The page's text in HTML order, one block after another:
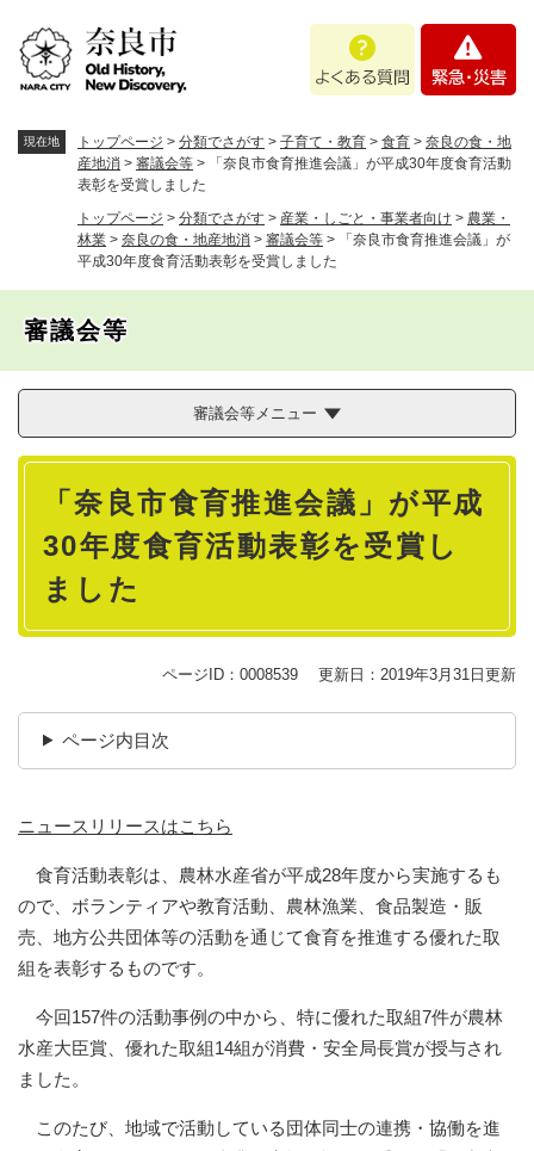
あ
問
・
現在地 トップページ > 分類でさがす > 子育て・教育 > 食育 > 奈良の食・地
産地消 > 審議会等 >
「奈良市食育推進会議」が平成30年度食育活動
表彰を受賞しました
トップページ > 分類でさがす > 産業・しごと・事業者向け > 農業・
林業 > 奈良の食・地産地消 > 審議会等 >
「奈良市食育推進会議」が
平成30年度食育活動表彰を受賞しました
審議会等
審議会等メニュー
本
「奈良市食育推進会議」が平成
30年度食育活動表彰を受賞し
ました
ページID：0008539 更新日：2019年3月31日更新
ページ内目次
ニュースリリースはこちら
食育活動表彰は、農林水産省が平成28年度から実施するも
ので、ボランティアや教育活動、農林漁業、食品製造・販
売、地方公共団体等の活動を通じて食育を推進する優れた取
組を表彰するものです。
今回157件の活動事例の中から、特に優れた取組7件が農林
水産大臣賞、優れた取組14組が消費・安全局長賞が授与され
ました。
このたび、地域で活動している団体同士の連携・協働を進